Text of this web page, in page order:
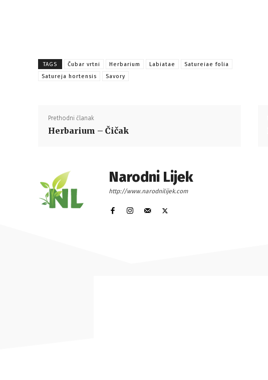
TAGS Čubar vrtni Herbarium Labiatae
Satureiae folia
Satureja hortensis
Savory
Prethodni članak
Herbarium – Čičak
Narodni Lijek
http://www.narodnilijek.com